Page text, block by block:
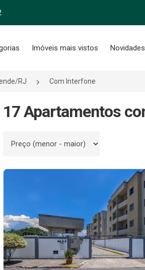
Imóveis mais vistos Novidades
RJ Com Interfone
17 Apartamentos
Ordenar por